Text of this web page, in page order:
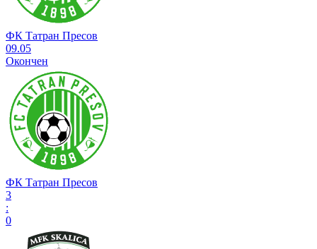
ФК Татран Пресов
09.05
Окончен
ФК Татран Пресов
3
:
0